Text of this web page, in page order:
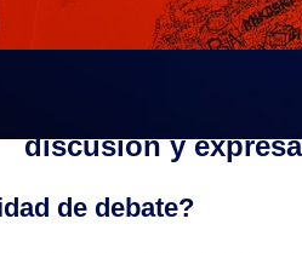
discusión y
de debate?